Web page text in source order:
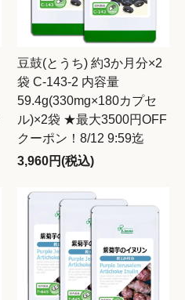
豆鼓(とうち) 約3か月分×2
袋 C-143-2 内容量
59.4g(330mg×180カプセ
ル)×2袋 ★最大3500円OFF
クーポン！8/12 9:59迄
3,960円(税込)